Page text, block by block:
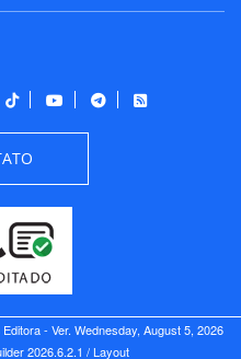
- Ver. Wednesday, August 5, 2026
2026.6.2.1 / Layout